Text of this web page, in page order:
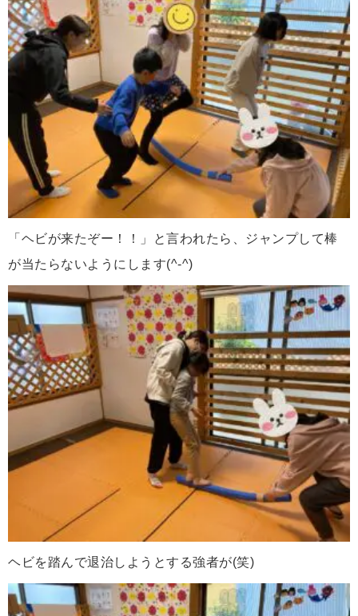
「ヘビが来たぞー！！」と言われたら、ジャンプして棒
が当たらないようにします(^-^)
ヘビを踏んで退治しようとする強者が(笑)